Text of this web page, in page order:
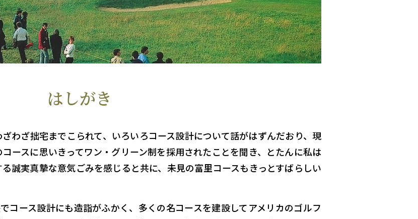
はしがき
わざ拙宅までこられて、いろいろコース設計について話がはずんだおり、現
ースに思いきってワン・グリーン制を採用されたことを聞き、とたんに私は
誠実真摯な意気ごみを感じると共に、未見の富里コースもきっとすばらしい
コース設計にも造詣がふかく、多くの名コースを建設してアメリカのゴルフ